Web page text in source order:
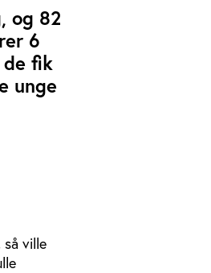
og 82
6
fik
unge
ville